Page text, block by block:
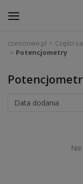
Zaloguj się
Zarejestruj
Wyposażenie i
czesciowo.pl Części
Potencjometry